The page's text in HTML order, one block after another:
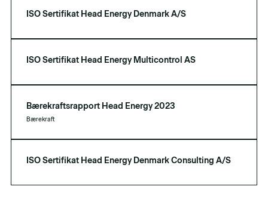
ISO Sertifikat Head Energy Denmark A/S
ISO Sertifikat Head Energy Multicontrol AS
Bærekraftsrapport Head Energy 2023
Bærekraft
ISO Sertifikat Head Energy Denmark Consulting A/S